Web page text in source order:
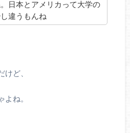
日本とアメリカって大学の
違うもんね
ど、
ね。